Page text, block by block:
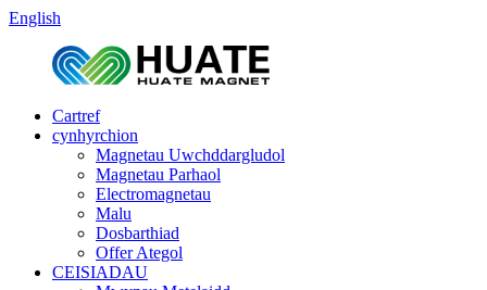
English
Cartref
cynhyrchion
Magnetau Uwchddargludol
Magnetau Parhaol
Electromagnetau
Malu
Dosbarthiad
Offer Ategol
CEISIADAU